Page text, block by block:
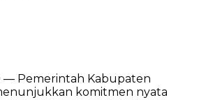
— Pemerintah Kabupaten
komitmen nyata